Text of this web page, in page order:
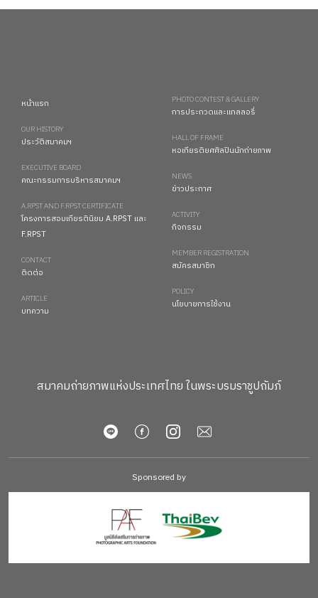
หน้าแรก
OUR HISTORY
ประวัติสมาคมฯ
EXECUTIVE BOARD
คณะกรรมการบริหารสมาคมฯ
A.RPST AND F.RPST CERTIFICATE
โครงการสอบเกียรตินิยม A.RPST และ
F.RPST
CONTACT
ติดต่อ
ARTICLE
บทความ
PHOTO CONTEST & GALLERY
การประกวดและแกลลอรี่
HALL OF FRAME
หอเกียรติยศศิลปินนักถ่ายภาพ
NEWS
ข่าวประกาศ
ACTIVITY
กิจกรรม
MEMBER REGISTRATION
สมัครสมาชิก
POLICY
นโยบายการใช้งาน
สมาคมถ่ายภาพแห่งประเทศไทย ในพระบรมราชูปถัมภ์
Sponsored by